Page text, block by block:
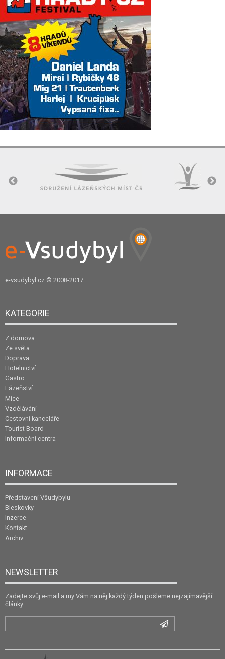
e-vsudybyl.cz © 2008-2017
KATEGORIE
Z domova
Ze světa
Doprava
Hotelnictví
Gastro
Lázeňství
Mice
Vzdělávání
Cestovní kanceláře
Tourist Board
Informační centra
INFORMACE
Představení Všudybylu
Bleskovky
Inzerce
Kontakt
Archiv
NEWSLETTER
Zadejte svůj e-mail a my Vám na něj každý týden pošleme nejzajímavější
články.